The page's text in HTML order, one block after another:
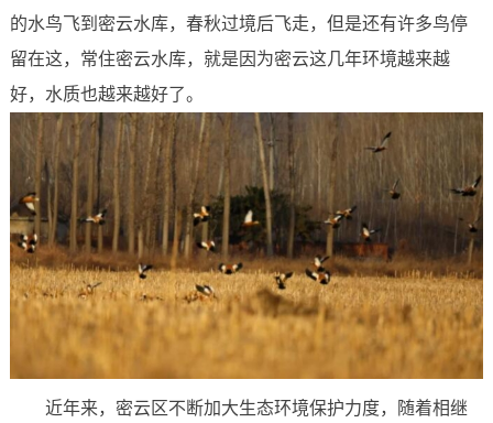
的水鸟飞到密云水库，春秋过境后飞走，但是还有许多鸟停
留在这，常住密云水库，就是因为密云这几年环境越来越
好，水质也越来越好了。
近年来，密云区不断加大生态环境保护力度，随着相继